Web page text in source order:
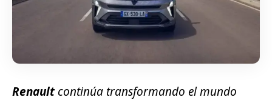
Renault continúa transformando el mundo